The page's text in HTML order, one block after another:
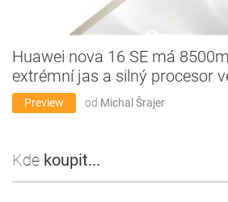
Huawei nova 16 SE má
extrémní jas a silný procesor
Preview od Michal Šrajer
Kde koupit...